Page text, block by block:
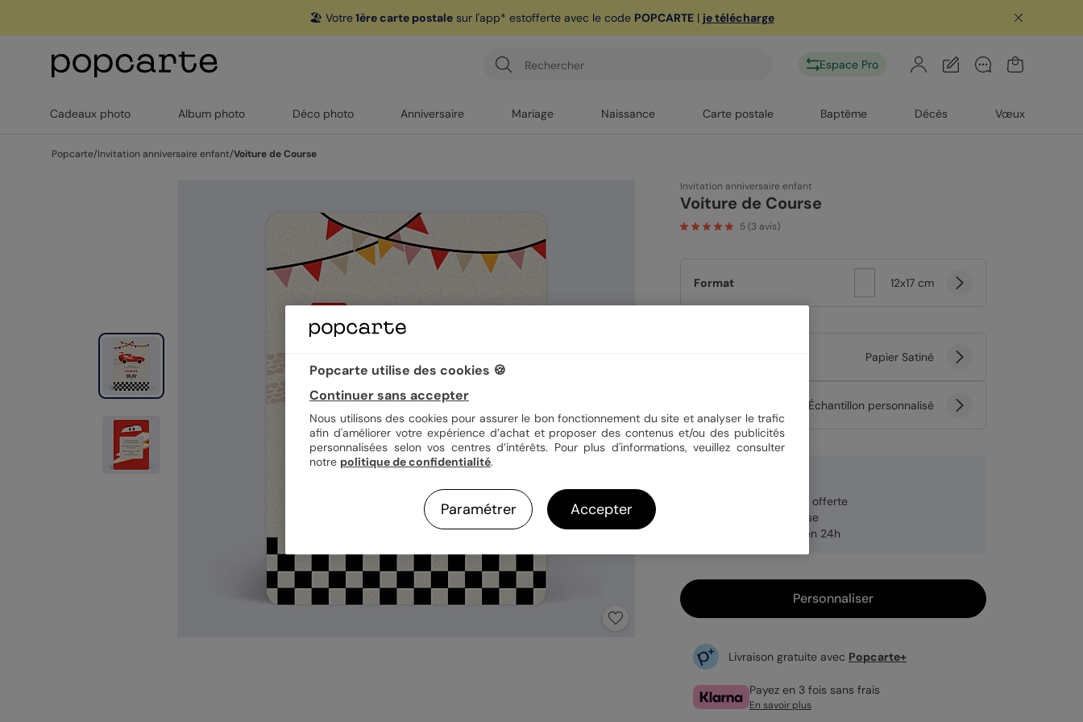
🏖️ Votre1ère carte postalesur l'app* estofferte avec le code POPCARTE| je télécharge
Espace Pro
Cadeaux photo Album photo Déco photo Anniversaire Mariage Naissance Carte postale Baptême Décès Vœux
Popcarte/Invitation anniversaire enfant/Voiture de Course
Invitation anniversaire enfant
Voiture de Course
5(3 avis)
Format 12x17 cm
Papier Satiné
Échantillon personnalisé
Enveloppe blanche offerte
Fabrication française
Expédition rapide en 24h
Personnaliser
Livraison gratuite avec Popcarte+
Payez en 3 fois sans frais
En savoir plus
Popcarte utilise des cookies 🍪
Continuer sans accepter
Nous utilisons des cookies pour assurer le bon fonctionnement du site et analyser le trafic
afin d'améliorer votre expérience d’achat et proposer des contenus et/ou des publicités
personnalisées selon vos centres d’intérêts. Pour plus d'informations, veuillez consulter
notre politique de confidentialité.
Paramétrer Accepter